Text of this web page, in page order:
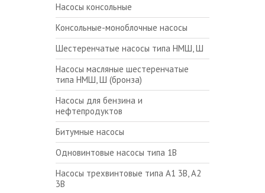
Насосы консольные
Консольные-моноблочные насосы
Шестеренчатые насосы типа НМШ, Ш
Насосы масляные шестеренчатые
типа НМШ, Ш (бронза)
Насосы для бензина и
нефтепродуктов
Битумные насосы
Одновинтовые насосы типа 1В
Насосы трехвинтовые типа А1 3В, А2
3В